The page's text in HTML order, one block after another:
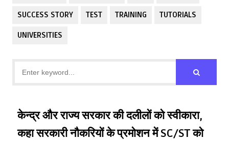
SUCCESS STORY TEST TRAINING TUTORIALS
UNIVERSITIES
केन्‍द्र और राज्‍य सरकार की दलीलों को स्‍वीकारा,
कहा सरकारी नौकरियों के प्रमोशन में SC/ST को